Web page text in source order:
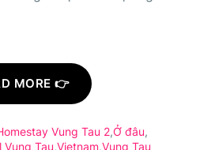
MORE 👉
Vung Tau 2 Ở đâu
Vung Tau Vietnam Vung Tau